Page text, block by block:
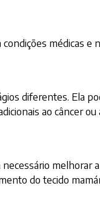
médicas e
diferentes. Ela
ao câncer ou
melhorar
do tecido